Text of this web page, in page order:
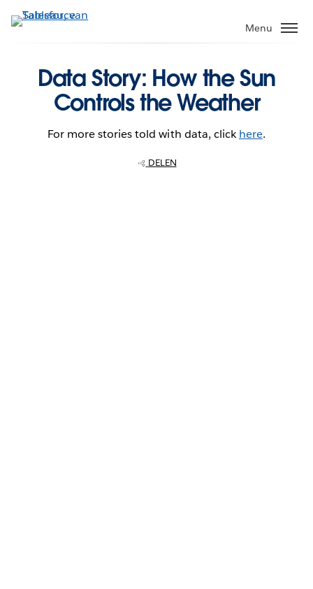
Verder
naar
Menu
Data Story: How the Sun
Controls the Weather
For more stories told with data, clickhere.
DELEN